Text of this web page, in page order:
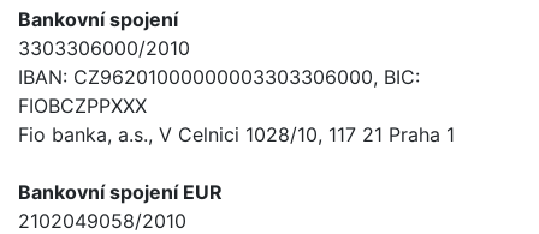
Bankovní spojení
3303306000/2010
IBAN: CZ96201000000003303306000, BIC:
FIOBCZPPXXX
Fio banka, a.s., V Celnici 1028/10, 117 21 Praha 1
Bankovní spojení EUR
2102049058/2010